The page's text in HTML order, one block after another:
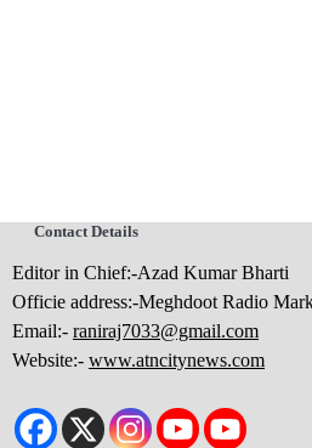
Contact Details
Editor in Chief:-Azad Kumar Bharti
Officie address:-Meghdoot Radio
Email:- raniraj7033@gmail.com
Website:- www.atncitynews.com